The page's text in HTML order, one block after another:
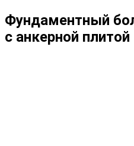
Фундаментный
с анкерной плитой